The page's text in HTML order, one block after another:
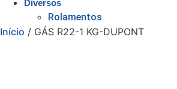
Diversos
Rolamentos
Início / GÁS R22-1 KG-DUPONT